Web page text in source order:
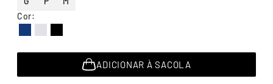
Cor:
ADICIONAR À SACOLA
10º meia masculina